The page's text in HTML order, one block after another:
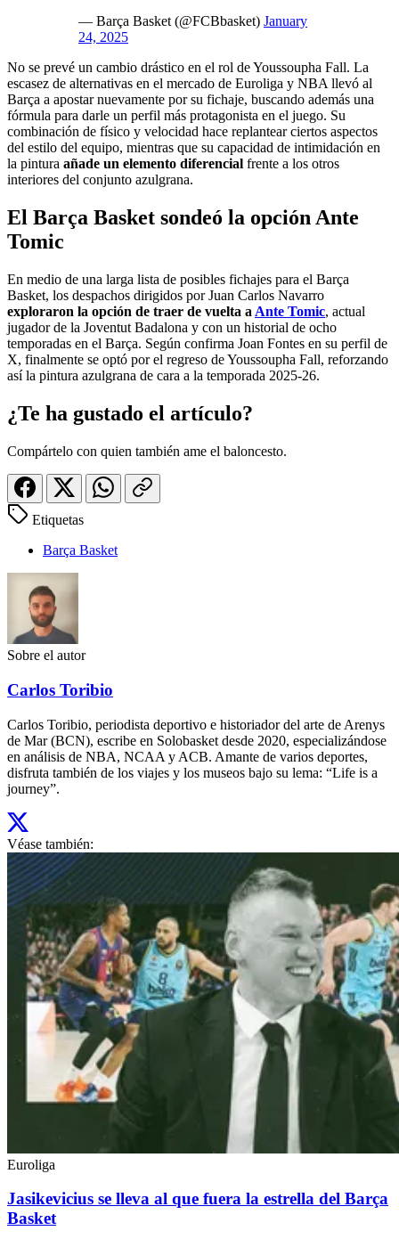
— Barça Basket (@FCBbasket) January
24, 2025
No se prevé un cambio drástico en el rol de Youssoupha Fall. La
escasez de alternativas en el mercado de Euroliga y NBA llevó al
Barça a apostar nuevamente por su fichaje, buscando además una
fórmula para darle un perfil más protagonista en el juego. Su
combinación de físico y velocidad hace replantear ciertos aspectos
del estilo del equipo, mientras que su capacidad de intimidación en
la pintura añade un elemento diferencial frente a los otros
interiores del conjunto azulgrana.
El Barça Basket sondeó la opción Ante
Tomic
En medio de una larga lista de posibles fichajes para el Barça
Basket, los despachos dirigidos por Juan Carlos Navarro
exploraron la opción de traer de vuelta a Ante Tomic, actual
jugador de la Joventut Badalona y con un historial de ocho
temporadas en el Barça. Según confirma Joan Fontes en su perfil de
X, finalmente se optó por el regreso de Youssoupha Fall, reforzando
así la pintura azulgrana de cara a la temporada 2025-26.
¿Te ha gustado el artículo?
Compártelo con quien también ame el baloncesto.
Etiquetas
Barça Basket
Sobre el autor
Carlos Toribio
Carlos Toribio, periodista deportivo e historiador del arte de Arenys
de Mar (BCN), escribe en Solobasket desde 2020, especializándose
en análisis de NBA, NCAA y ACB. Amante de varios deportes,
disfruta también de los viajes y los museos bajo su lema: “Life is a
journey”.
Véase también:
Euroliga
Jasikevicius se lleva al que fuera la estrella del Barça
Basket